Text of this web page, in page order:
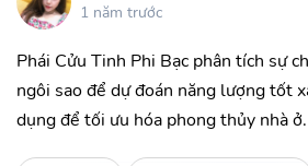
1 năm trước
Phái Cửu Tinh Phi Bạc phân tích sự
ngôi sao để dự đoán năng lượng tốt
dụng để tối ưu hóa phong thủy nhà ở.